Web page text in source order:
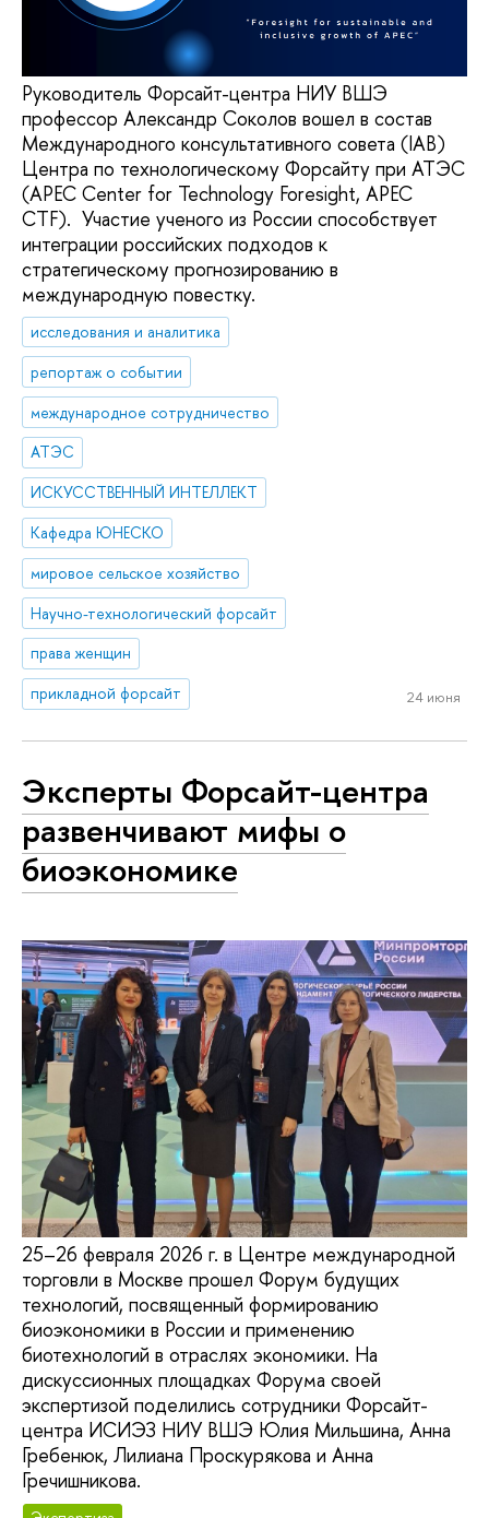
Руководитель Форсайт-центра НИУ ВШЭ
профессор Александр Соколов вошел в состав
Международного консультативного совета (IAB)
Центра по технологическому Форсайту при АТЭС
(APEC Center for Technology Foresight, APEC
CTF). Участие ученого из России способствует
интеграции российских подходов к
стратегическому прогнозированию в
международную повестку.
исследования и аналитика
репортаж о событии
международное сотрудничество
АТЭС
ИСКУССТВЕННЫЙ ИНТЕЛЛЕКТ
Кафедра ЮНЕСКО
мировое сельское хозяйство
Научно-технологический форсайт
права женщин
прикладной форсайт
24 июня
Эксперты Форсайт-центра
развенчивают мифы о
биоэкономике
25–26 февраля 2026 г. в Центре международной
торговли в Москве прошел Форум будущих
технологий, посвященный формированию
биоэкономики в России и применению
биотехнологий в отраслях экономики. На
дискуссионных площадках Форума своей
экспертизой поделились сотрудники Форсайт-
центра ИСИЭЗ НИУ ВШЭ Юлия Мильшина, Анна
Гребенюк, Лилиана Проскурякова и Анна
Гречишникова.